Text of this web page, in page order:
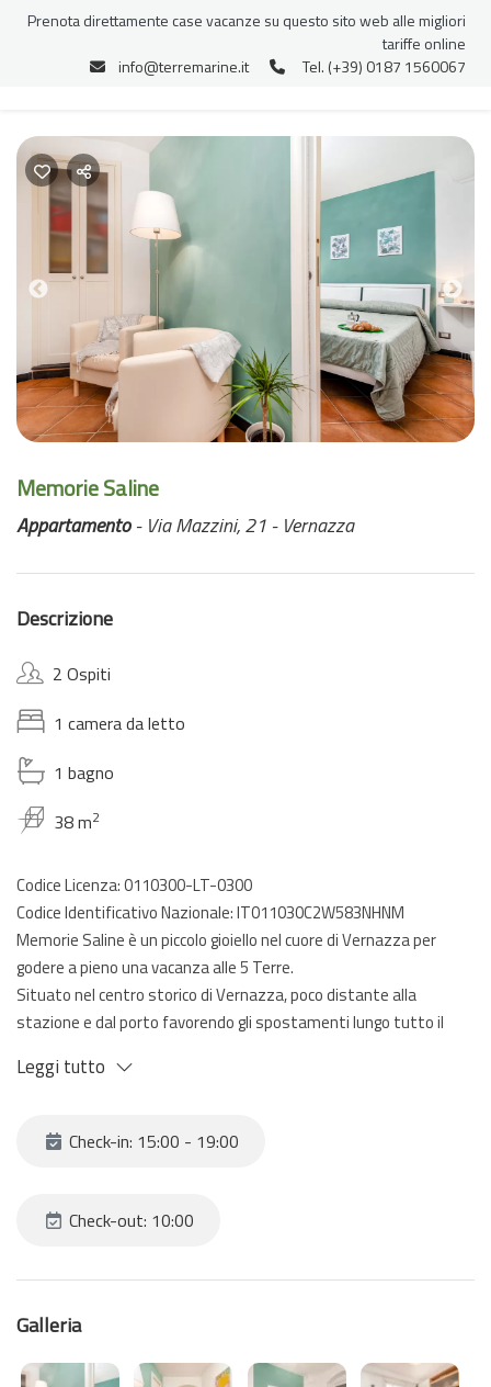
Memorie Saline
Appartamento- Via Mazzini, 21 - Vernazza
Descrizione
2 Ospiti
1 camera da letto
1 bagno
38 m2
Codice Licenza: 0110300-LT-0300
Codice Identificativo Nazionale: IT011030C2W583NHNM
Memorie Saline è un piccolo gioiello nel cuore di Vernazza per
godere a pieno una vacanza alle 5 Terre.
Situato nel centro storico di Vernazza, poco distante alla
stazione e dal porto favorendo gli spostamenti lungo tutto il
La terrazza ha una visuale molto suggestiva sulle caratteristiche
Leggi tutto
Check-in: 15:00 - 19:00
Check-out: 10:00
Galleria
Prenota direttamente case vacanze su questo sito web alle migliori
tariffe online
info@terremarine.it
Tel. (+39) 0187 1560067